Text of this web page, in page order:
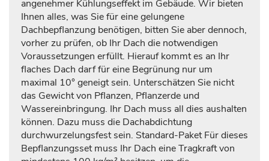
angenehmer Kühlungseffekt im Gebäude. Wir bieten
Ihnen alles, was Sie für eine gelungene
Dachbepflanzung benötigen, bitten Sie aber dennoch,
vorher zu prüfen, ob Ihr Dach die notwendigen
Voraussetzungen erfüllt. Hierauf kommt es an Ihr
flaches Dach darf für eine Begrünung nur um
maximal 10° geneigt sein. Unterschätzen Sie nicht
das Gewicht von Pflanzen, Pflanzerde und
Wassereinbringung. Ihr Dach muss all dies aushalten
können. Dazu muss die Dachabdichtung
durchwurzelungsfest sein. Standard-Paket Für dieses
Bepflanzungsset muss Ihr Dach eine Tragkraft von